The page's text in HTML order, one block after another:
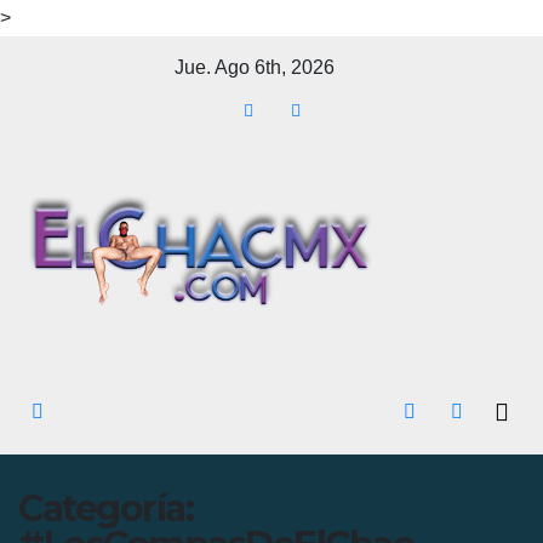
>
Jue. Ago 6th, 2026
Categoría: